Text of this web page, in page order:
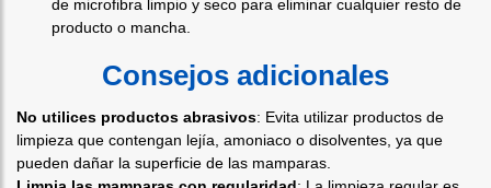
de microfibra limpio y seco para eliminar cualquier resto de
producto o mancha.
Consejos adicionales
No utilices productos abrasivos: Evita utilizar productos de
limpieza que contengan lejía, amoniaco o disolventes, ya que
pueden dañar la superficie de las mamparas.